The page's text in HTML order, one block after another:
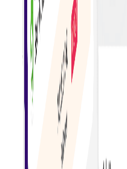
การปฏิบัติตามกฎระเบียบอย่างมี
ทำให้การปฏิบัติตามกฎระ
ตรวจสอบง่ายขึ้นด้วยคุณ
ตั้งไว้และบันทึกข้อมูลดิจิทัล
การทำธุรกรรมอย่างปลอดภัย